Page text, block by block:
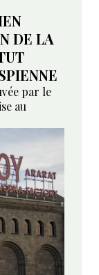
DE LA
par le
au